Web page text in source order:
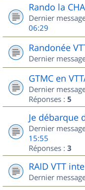
Rando la
Dernier
06:29
Randonée
Dernier
GTMC en
Dernier
Réponses : 5
Je débarque
Dernier
15:55
Réponses : 3
RAID VTT
Dernier